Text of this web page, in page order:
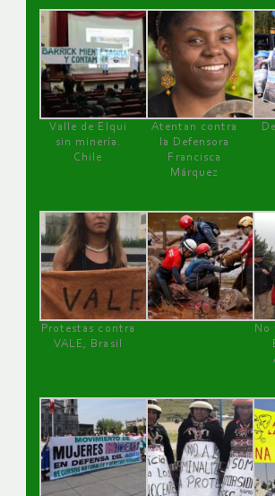
Valle de Elqui
sin minería.
Chile
Atentan contra
la Defensora
Francisca
Márquez
Protestas contra
VALE, Brasil
No